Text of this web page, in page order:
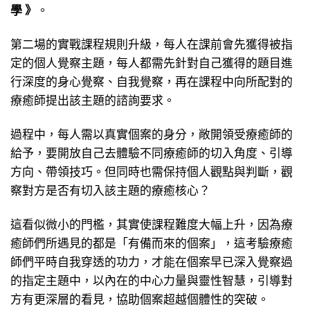
學 》 。
第二場的實戰課程規則升級，每人在課前會先獲得被指
定的個人覺察主題，每人都需先針對自己獲得的題目進
行深度的身心覺察、自我覺察，再在課程中向所配對的
療癒師提出該主題的諮詢要求。
過程中，每人需以真實個案的身分，敞開領受療癒師的
給予，要開放自己去體驗不同療癒師的切入角度、引導
方向、帶領技巧。但同時也需保持個人觀點與判斷，觀
察對方是否有切入該主題的療癒核心？
這看似微小的門檻，其實使課程難度大幅上升，因為療
癒師們所遇見的都是「有備而來的個案」，這考驗療癒
師們平時自我穿透的功力，才能在個案早已深入覺察過
的指定主題中，以內在的中心力量與靈性智慧，引導對
方有更深層的看見，協助個案超越個體性的突破。